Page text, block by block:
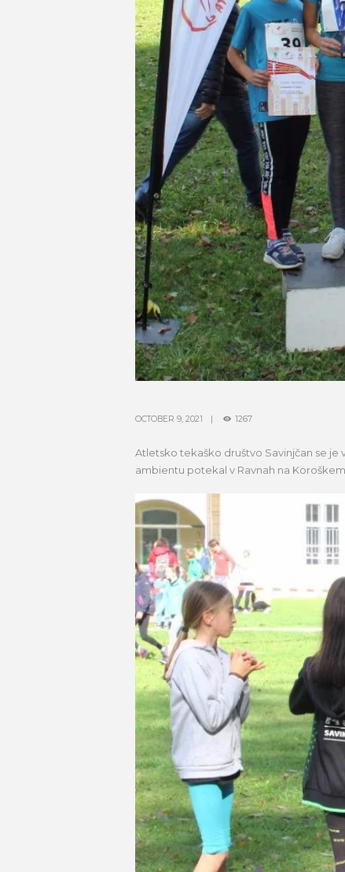
OCTOBER 9, 2021 1267
Atletsko tekaško društvo Savinjčan se je
ambientu potekal v Ravnah na Koroškem.